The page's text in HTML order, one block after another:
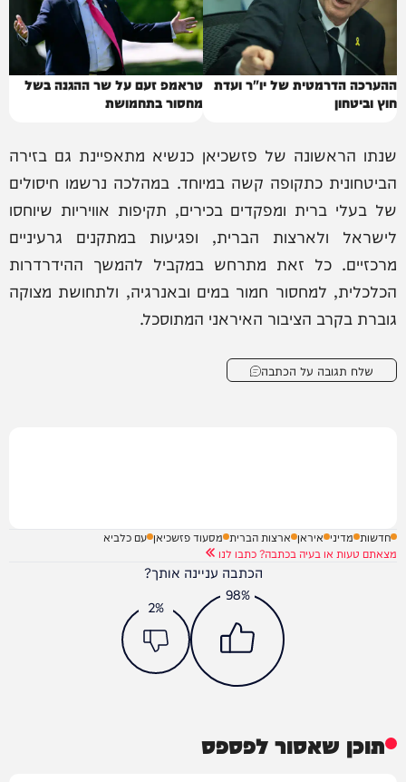
ההערכה הדרמטית של יו"ר ועדת
חוץ וביטחון
טראמפ זעם על שר ההגנה בשל
מחסור בתחמושת
שנתו הראשונה של פזשכיאן כנשיא מתאפיינת גם בזירה
הביטחונית כתקופה קשה במיוחד. במהלכה נרשמו חיסולים
של בעלי ברית ומפקדים בכירים, תקיפות אוויריות שיוחסו
לישראל ולארצות הברית, ופגיעות במתקנים גרעיניים
מרכזיים. כל זאת מתרחש במקביל להמשך ההידרדרות
הכלכלית, למחסור חמור במים ובאנרגיה, ולתחושת מצוקה
גוברת בקרב הציבור האיראני המתוסכל.
שלח תגובה על הכתבה
חדשות מדיני איראן ארצות הברית מסעוד פזשכיאן עם כלביא
מצאתם טעות או בעיה בכתבה? כתבו לנו
הכתבה עניינה אותך?
98%
2%
תוכן שאסור לפספס